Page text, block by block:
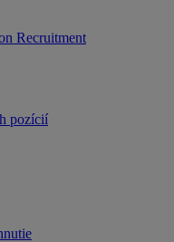
Recruitment
pozícií